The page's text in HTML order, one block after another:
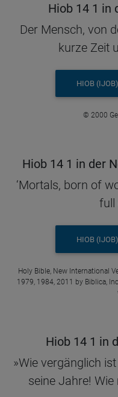
Hiob 14 1 in
Der Mensch, von
kurze Zeit
HIOB
© 2000
Hiob 14 1 in der
‘Mortals, born of
full
HIOB
Holy Bible, New International
1979, 1984, 2011 by Biblica,
Hiob 14 1 in
»Wie vergänglich
seine Jahre!